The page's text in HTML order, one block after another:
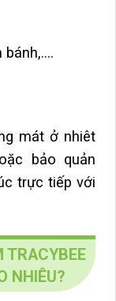
bánh,….
mát ở nhiêt
bảo quản
trực tiếp với
TRACYBEE
NHIÊU?